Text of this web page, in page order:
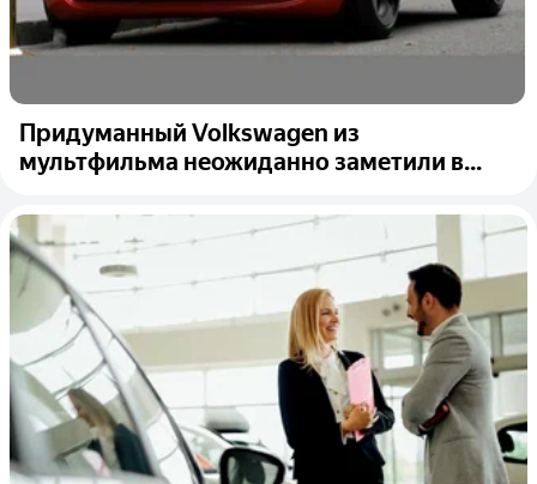
Придуманный Volkswagen из
мультфильма неожиданно заметили в...